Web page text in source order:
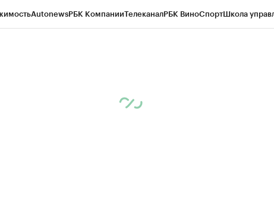
AutonewsРБК КомпанииТелеканалРБК ВиноСпортШкола